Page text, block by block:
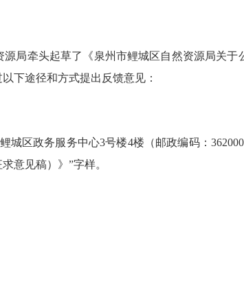
牵头起草了《泉州市鲤城区自然资源局关于
下途径和方式提出反馈意见：
区政务服务中心3号楼4楼（邮政编码：
意见稿）》”字样。